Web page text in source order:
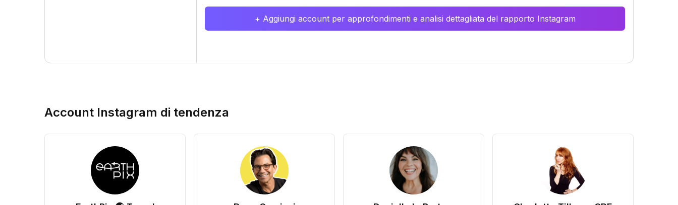
+ Aggiungi account per approfondimenti e analisi dettagliata del rapporto Instagram
Account Instagram di tendenza